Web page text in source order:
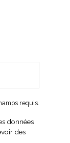
requis.
données
des